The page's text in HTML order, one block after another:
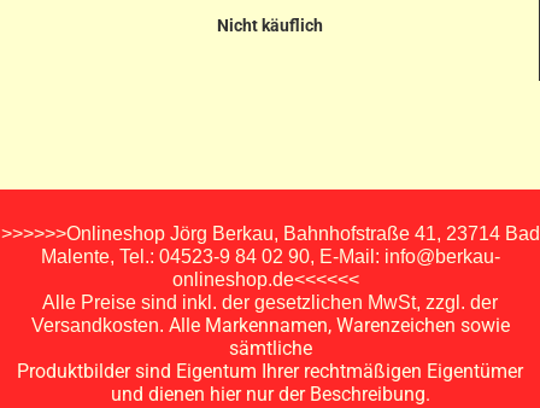
Nicht käuflich
>>>>>>Onlineshop Jörg Berkau, Bahnhofstraße 41, 23714 Bad
Malente, Tel.: 04523-9 84 02 90, E-Mail: info@berkau-
onlineshop.de<<<<<<
Alle Preise sind inkl. der gesetzlichen MwSt, zzgl. der
Versandkosten. Alle Markennamen, Warenzeichen sowie
sämtliche
Produktbilder sind Eigentum Ihrer rechtmäßigen Eigentümer
und dienen hier nur der Beschreibung.